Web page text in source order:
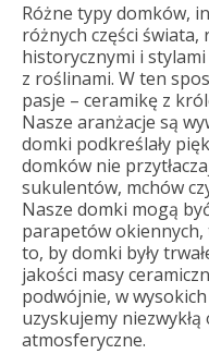
Różne typy domków,
różnych części
historycznymi i
z roślinami. W ten
pasje – ceramikę z
Nasze aranżacje są
domki podkreślały
domków nie
sukulentów, mchów
Nasze domki mogą
parapetów
to, by domki były
jakości masy
podwójnie, w
uzyskujemy
atmosferyczne.